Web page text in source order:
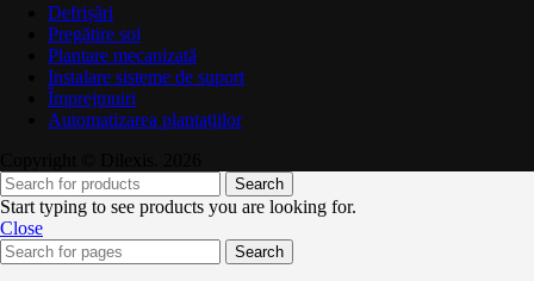
Defrișări
Pregătire sol
Plantare mecanizată
Instalare sisteme de suport
Împrejmuiri
Automatizarea plantațiilor
Search
Start typing to see products you are looking for.
Close
Search